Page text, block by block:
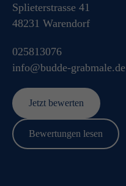
info@budde-grabmale.de
025813076
Splieterstrasse 41
48231 Warendorf
Jetzt bewerten
Bewertungen lesen